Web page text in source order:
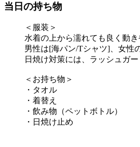
当日の持ち物
＜服装＞
水着の上から濡れても良く動
男性は[海パン/Tシャツ]、女性
日焼け対策には、ラッシュガ
＜お持ち物＞
・タオル
・着替え
・飲み物（ペットボトル）
・日焼け止め